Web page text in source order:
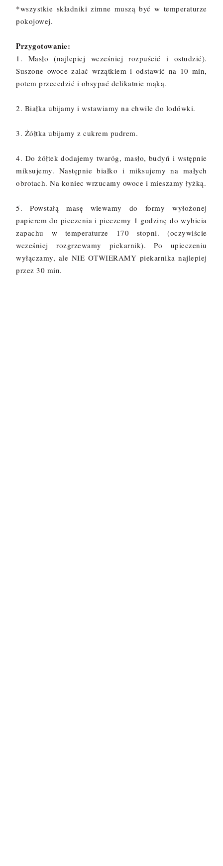
*wszystkie składniki zimne muszą być w temperaturze
pokojowej.
Przygotowanie:
1. Masło (najlepiej wcześniej rozpuścić i ostudzić).
Suszone owoce zalać wrzątkiem i odstawić na 10 min,
potem przecedzić i obsypać delikatnie mąką.
2. Białka ubijamy i wstawiamy na chwile do lodówki.
3. Żółtka ubijamy z cukrem pudrem.
4. Do żółtek dodajemy twaróg, masło, budyń i wstępnie
miksujemy. Następnie białko i miksujemy na małych
obrotach. Na koniec wrzucamy owoce i mieszamy łyżką.
5. Powstałą masę wlewamy do formy wyłożonej
papierem do pieczenia i pieczemy 1 godzinę do wybicia
zapachu w temperaturze 170 stopni. (oczywiście
wcześniej rozgrzewamy piekarnik). Po upieczeniu
wyłączamy, ale NIE OTWIERAMY piekarnika najlepiej
przez 30 min.